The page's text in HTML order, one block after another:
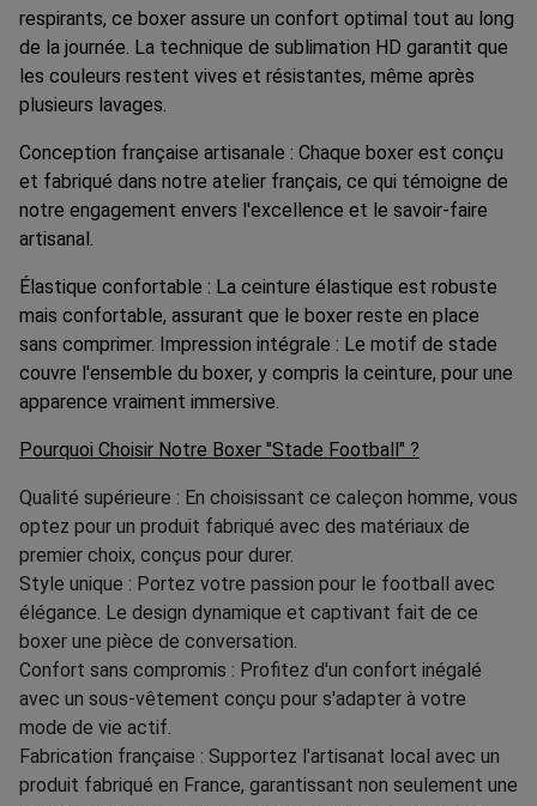
respirants, ce boxer assure un confort optimal tout au long
de la journée. La technique de sublimation HD garantit que
les couleurs restent vives et résistantes, même après
plusieurs lavages.
Conception française artisanale : Chaque boxer est conçu
et fabriqué dans notre atelier français, ce qui témoigne de
notre engagement envers l'excellence et le savoir-faire
artisanal.
Élastique confortable : La ceinture élastique est robuste
mais confortable, assurant que le boxer reste en place
sans comprimer. Impression intégrale : Le motif de stade
couvre l'ensemble du boxer, y compris la ceinture, pour une
apparence vraiment immersive.
Pourquoi Choisir Notre Boxer "Stade Football" ?
Qualité supérieure : En choisissant ce caleçon homme, vous
optez pour un produit fabriqué avec des matériaux de
premier choix, conçus pour durer.
Style unique : Portez votre passion pour le football avec
élégance. Le design dynamique et captivant fait de ce
boxer une pièce de conversation.
Confort sans compromis : Profitez d'un confort inégalé
avec un sous-vêtement conçu pour s'adapter à votre
mode de vie actif.
Fabrication française : Supportez l'artisanat local avec un
produit fabriqué en France, garantissant non seulement une